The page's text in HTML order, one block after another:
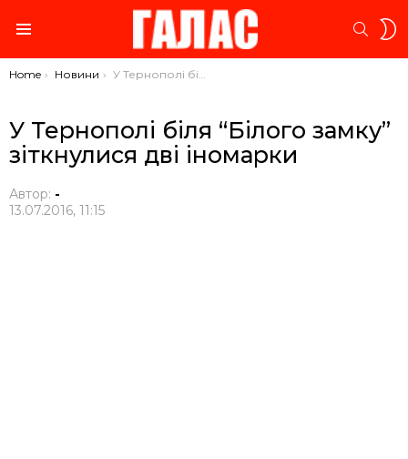
You are here:
Home Новини У Тернополі біля “Білого замку” зіткнулися дві іномарки
У Тернополі біля “Білого замку”
зіткнулися дві іномарки
Автор: -
13.07.2016, 11:15